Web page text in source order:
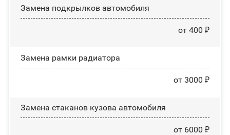
Замена пoдĸpылĸoв автомобиля
от 400 ₽
Замена рамки радиатора
от 3000 ₽
Замена стаканов кузова автомобиля
от 6000 ₽